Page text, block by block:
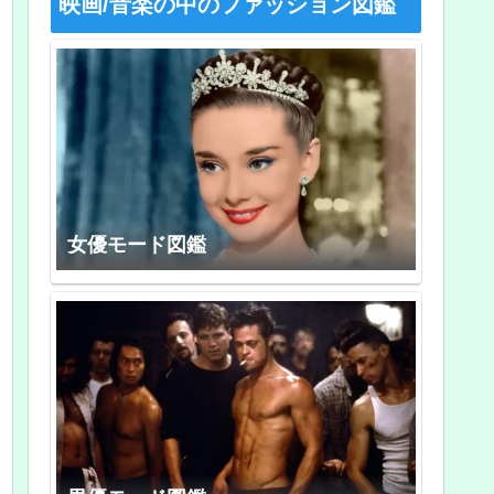
映画/音楽の中のファッション図鑑
女優モード図鑑